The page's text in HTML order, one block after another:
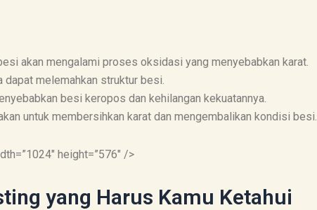
akan mengalami proses oksidasi yang menyebabkan karat.
melemahkan struktur besi.
besi keropos dan kehilangan kekuatannya.
untuk membersihkan karat dan mengembalikan kondisi besi.
height=”576″ />
yang Harus Kamu Ketahui